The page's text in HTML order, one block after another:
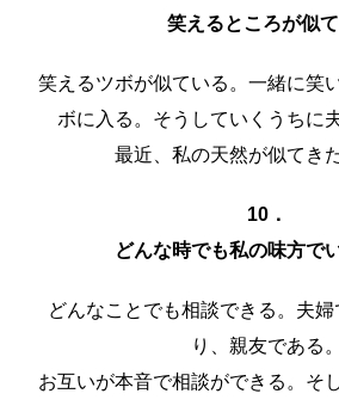
笑えるところが似
笑えるツボが似ている。一緒に笑
ボに入る。そうしていくうちに
最近、私の天然が似てき
10．
どんな時でも私の味方で
どんなことでも相談できる。夫
り、親友である。
お互いが本音で相談ができる。そ